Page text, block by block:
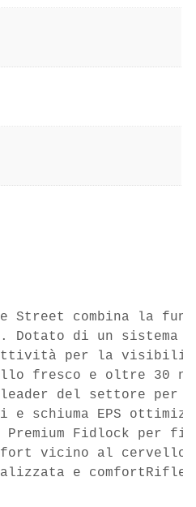
Street combina la
Dotato di un
per la visibilità
fresco e oltre 30
leader del settore per
e schiuma EPS
Premium Fidlock per
vicino al
e